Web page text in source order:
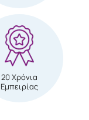
20 Χρόνια
Εμπειρίας